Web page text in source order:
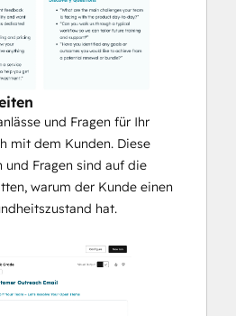
und Fragen für Ihr
mit dem Kunden. Diese
und Fragen sind auf die
warum der Kunde einen
hat.